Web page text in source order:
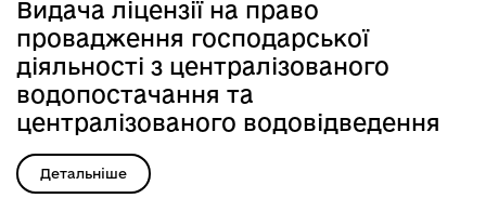
Видача ліцензії на право
провадження господарської
діяльності з централізованого
водопостачання та
централізованого водовідведення
Детальніше